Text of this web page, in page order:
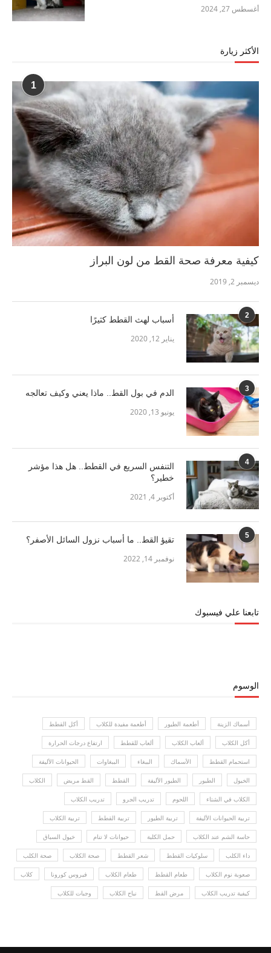
أغسطس 27, 2024
الأكثر زيارة
1
كيفية معرفة صحة القط من لون البراز
ديسمبر 2, 2019
2 أسباب لهث القطط كثيرًا
يناير 12, 2020
3 الدم في بول القط.. ماذا يعني وكيف تعالجه
يونيو 13, 2020
4
التنفس السريع في القطط.. هل هذا مؤشر
خطير؟
أكتوبر 4, 2021
5 تقيؤ القط.. ما أسباب نزول السائل الأصفر؟
نوفمبر 14, 2022
تابعنا علي فيسبوك
الوسوم
أسماك الزينة أطعمة الطيور أطعمة مفيدة للكلاب أكل القطط
أكل الكلاب ألعاب الكلاب ألعاب للقطط ارتفاع درجات الحرارة
استحمام القطط الأسماك الببغاء الببغاوات الحيوانات الأليفة
الخيول الطيور الطيور الأليفة القطط القط مريض الكلاب
الكلاب في الشتاء اللحوم تدريب الجرو تدريب الكلاب
تربية الحيوانات الأليفة تربية الطيور تربية القطط تربية الكلاب
حاسة الشم عند الكلاب حمل الكلبة حيوانات لا تنام خيول السباق
داء الكلب سلوكيات القطط شعر القطط صحة الكلاب صحة الكلب
صعوبة نوم الكلاب طعام القطط طعام الكلاب فيروس كورونا كلاب
كيفية تدريب الكلاب مرض القط نباح الكلاب وجبات للكلاب